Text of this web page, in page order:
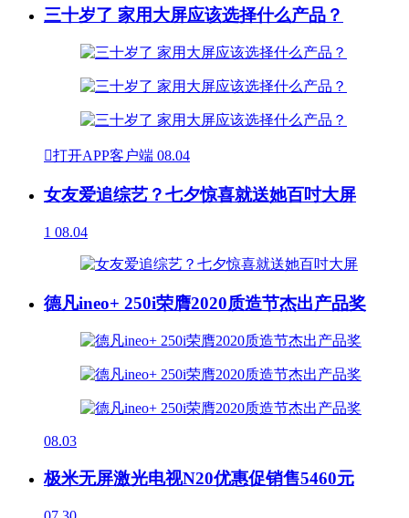
三十岁了 家用大屏应该选择什么产品？
打开APP客户端 08.04
女友爱追综艺？七夕惊喜就送她百吋大屏
1 08.04
德凡ineo+ 250i荣膺2020质造节杰出产品奖
08.03
极米无屏激光电视N20优惠促销售5460元